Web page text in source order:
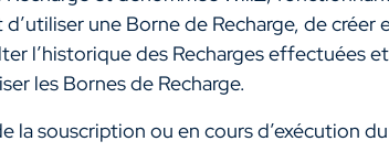
une Borne de Recharge, de créer
l’historique des Recharges effectuées
les Bornes de Recharge.
la souscription ou en cours d’exécution